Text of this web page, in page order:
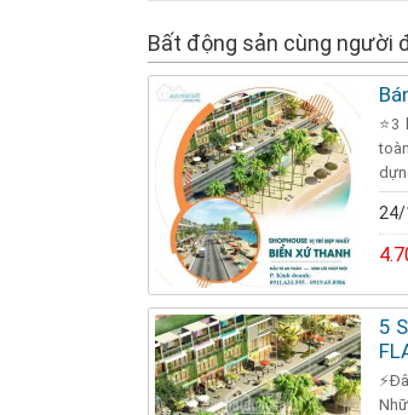
Bất động sản cùng người
24/
5